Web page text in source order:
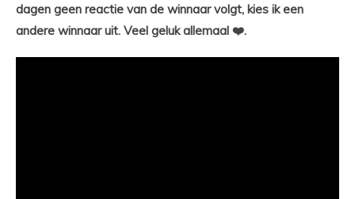
dagen geen reactie van de winnaar volgt, kies ik een
andere winnaar uit. Veel geluk allemaal ❤️.